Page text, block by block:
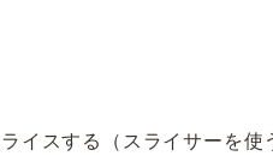
イスする（スライサーを使